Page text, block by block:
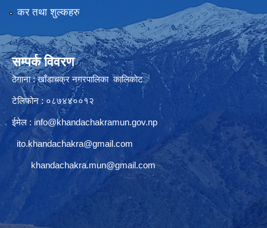
कर तथा शुल्कहरु
सम्पर्क विवरण
ठेगाना : खाँडाचक्र नगरपालिका कालिकाेट
टेलिफोन : ०८७४४००१२
ईमेल : info@khandachakramun.gov.np
ito.khandachakra@gmail.com
khandachakra.mun@gmail.com